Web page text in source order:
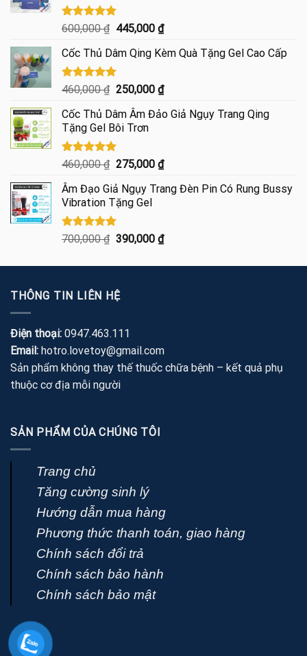
Được xếp
4.85
5 sao
600,000₫ Giá
là:
600,000 ₫.
445,000 ₫Giá
tại
445,000 ₫.
Cốc Thủ Dâm Qing Kèm Quà Tặng Gel Cao Cấp
Được xếp
5.00
5 sao
460,000₫ Giá
là:
460,000 ₫.
250,000 ₫Giá
tại
Cốc Thủ Dâm Âm Đảo Giả Ngụy Trang Qing
Tặng Gel Bôi Trơn
Được xếp
5.00
5 sao
460,000₫ Giá
là:
460,000 ₫.
275,000 ₫Giá
tại
Âm Đạo Giả Ngụy Trang Đèn Pin Có Rung Bussy
Vibration Tặng Gel
Được xếp
5.00
700,000₫ Giá
là:
390,000 ₫Giá
tại
THÔNG TIN LIÊN HỆ
Điện thoại: 0947.463.111
Email: hotro.lovetoy@gmail.com
Sản phẩm không thay thế thuốc chữa bệnh – kết quả phụ
thuộc cơ địa mỗi người
SẢN PHẨM CỦA CHÚNG TÔI
Trang chủ
Tăng cường sinh lý
Hướng dẫn mua hàng
Phương thức thanh toán, giao hàng
Chính sách đổi trả
Chính sách bảo hành
Chính sách bảo mật